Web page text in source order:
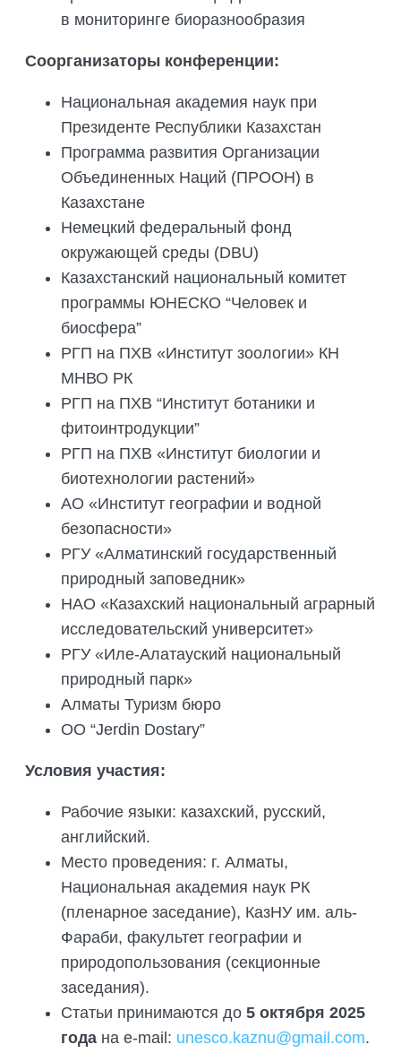
в мониторинге биоразнообразия
Соорганизаторы конференции:
Национальная академия наук при
Президенте Республики Казахстан
Программа развития Организации
Объединенных Наций (ПРООН) в
Казахстане
Немецкий федеральный фонд
окружающей среды (DBU)
Казахстанский национальный комитет
программы ЮНЕСКО “Человек и
биосфера”
РГП на ПХВ «Институт зоологии» КН
МНВО РК
РГП на ПХВ “Институт ботаники и
фитоинтродукции”
РГП на ПХВ «Институт биологии и
биотехнологии растений»
АО «Институт географии и водной
безопасности»
РГУ «Алматинский государственный
природный заповедник»
НАО «Казахский национальный аграрный
исследовательский университет»
РГУ «Иле-Алатауский национальный
природный парк»
Алматы Туризм бюро
ОО “Jerdin Dostary”
Условия участия:
Рабочие языки: казахский, русский,
английский.
Место проведения: г. Алматы,
Национальная академия наук РК
(пленарное заседание), КазНУ им. аль-
Фараби, факультет географии и
природопользования (секционные
заседания).
Статьи принимаются до 5 октября 2025
года на e-mail: unesco.kaznu@gmail.com.